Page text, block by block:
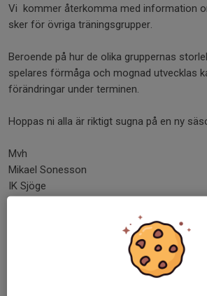
Vi kommer återkomma med information
sker för övriga träningsgrupper.
Beroende på hur de olika gruppernas
spelares förmåga och mognad utvecklas
förändringar under terminen.
Hoppas ni alla är riktigt sugna på en ny
Mvh
Mikael Sonesson
IK Sjöge